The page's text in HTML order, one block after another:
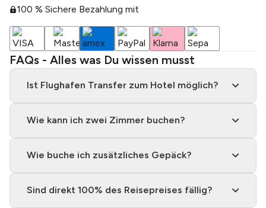
100 % Sichere Bezahlung mit
FAQs - Alles was Du wissen musst
Ist Flughafen Transfer zum Hotel möglich?
Wie kann ich zwei Zimmer buchen?
Wie buche ich zusätzliches Gepäck?
Sind direkt 100% des Reisepreises fällig?